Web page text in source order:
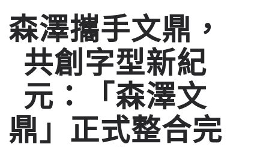
森澤攜手文鼎，
共創字型新紀
元：「森澤文
鼎」正式整合完